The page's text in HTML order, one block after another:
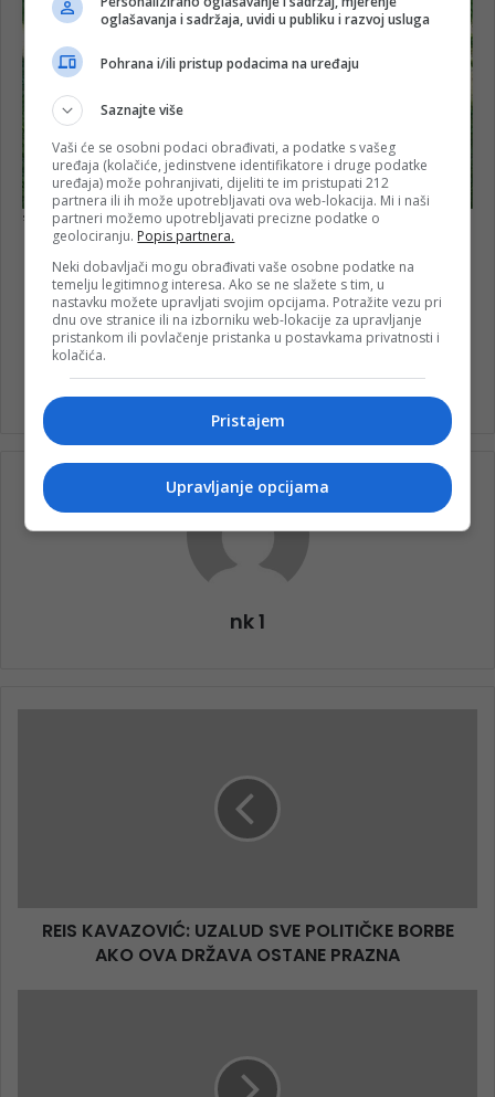
Bjelimići Javna rasprava
Nacrt budžeta za 2023.
nk 1
REIS KAVAZOVIĆ: UZALUD SVE POLITIČKE BORBE
AKO OVA DRŽAVA OSTANE PRAZNA
oglašavanja i sadržaja, uvidi u publiku i razvoj usluga
Pohrana i/ili pristup podacima na uređaju
Saznajte više
Vaši će se osobni podaci obrađivati, a podatke s vašeg
uređaja (kolačiće, jedinstvene identifikatore i druge podatke
uređaja) može pohranjivati, dijeliti te im pristupati 212
partnera ili ih može upotrebljavati ova web-lokacija. Mi i naši
partneri možemo upotrebljavati precizne podatke o
geolociranju. Popis partnera.
Neki dobavljači mogu obrađivati vaše osobne podatke na
temelju legitimnog interesa. Ako se ne slažete s tim, u
nastavku možete upravljati svojim opcijama. Potražite vezu pri
dnu ove stranice ili na izborniku web-lokacije za upravljanje
pristankom ili povlačenje pristanka u postavkama privatnosti i
kolačića.
Pristajem
Upravljanje opcijama